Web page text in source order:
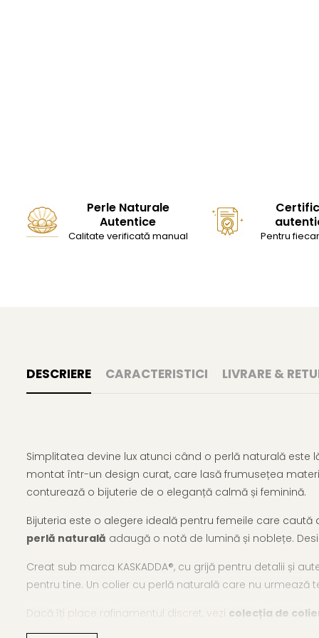
Perle Naturale
Autentice
Calitate verificată manual Pentru
DESCRIERE CARACTERISTICI LIVRARE &
Simplitatea devine lux atunci când o perlă naturală este
montat într-un design curat, care lasă frumusețea
conturează o bijuterie de o eleganță calmă și feminină.
Bijuteria este o alegere ideală pentru femeile care
perlă naturală adaugă o notă de lumină și noblețe.
Creat sub marca KASKADDA®, cu grijă pentru detalii și
pentru tine. Un colier cu perlă naturală care nu urmează
Dacă îți place rafinamentul discret, vezi colecția de